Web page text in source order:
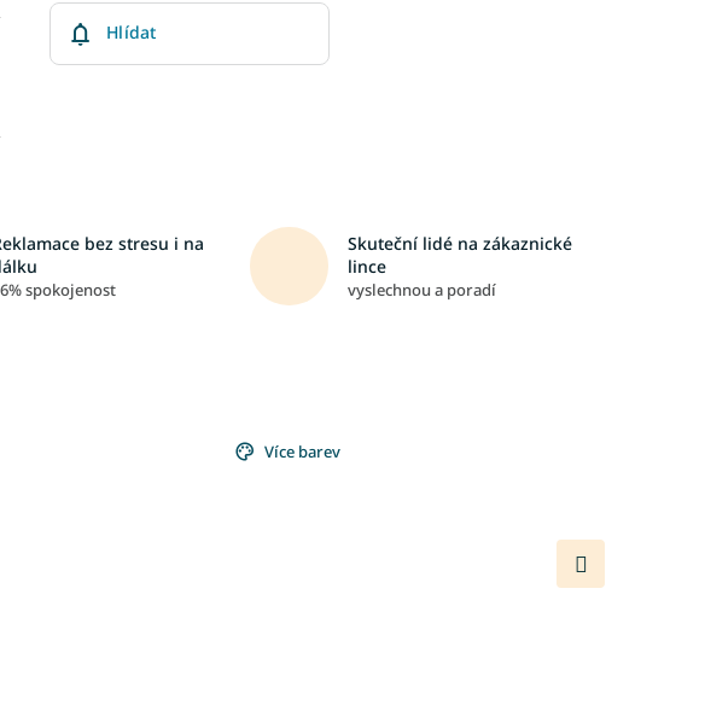
Hlídat
bez stresu i na
spokojenost
Skuteční lidé na zákaznické
lince
vyslechnou a poradí
Více barev
Další
produkt